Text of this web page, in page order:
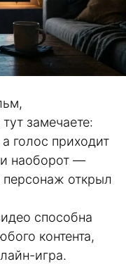
замечаете:
голос приходит
наоборот —
персонаж открыл
способна
контента,
игра.